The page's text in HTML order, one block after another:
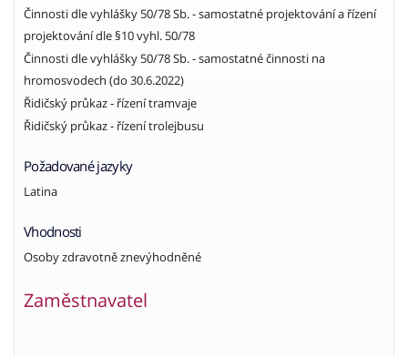
Činnosti dle vyhlášky 50/78 Sb. - samostatné projektování a řízení
projektování dle §10 vyhl. 50/78
Činnosti dle vyhlášky 50/78 Sb. - samostatné činnosti na
hromosvodech (do 30.6.2022)
Řidičský průkaz - řízení tramvaje
Řidičský průkaz - řízení trolejbusu
Požadované jazyky
Latina
Vhodnosti
Osoby zdravotně znevýhodněné
Zaměstnavatel